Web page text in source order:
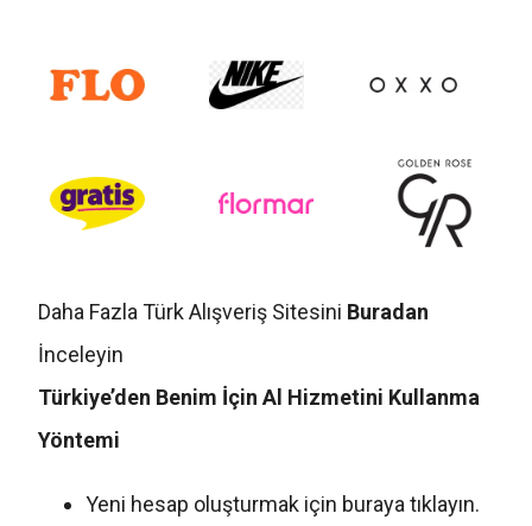
Daha Fazla Türk Alışveriş Sitesini Buradan
İnceleyin
Türkiye’den Benim İçin Al Hizmetini Kullanma
Yöntemi
Yeni hesap oluşturmak için buraya tıklayın.